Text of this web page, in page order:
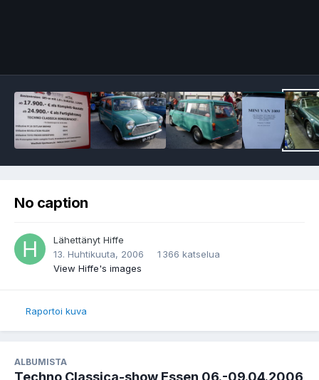
No caption
Lähettänyt Hiffe
13. Huhtikuuta, 2006
1 366 katselua
View Hiffe's images
Raportoi kuva
ALBUMISTA
Techno Classica-show Essen 06.-09.04.2006